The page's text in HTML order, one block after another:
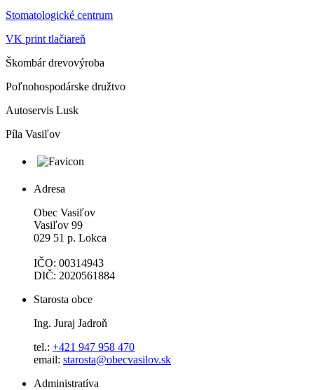
Stomatologické centrum
VK print tlačiareň
Škombár drevovýroba
Poľnohospodárske družtvo
Autoservis Lusk
Píla Vasiľov
Adresa
Obec Vasiľov
Vasiľov 99
029 51 p. Lokca
IČO: 00314943
DIČ: 2020561884
Starosta obce
Ing. Juraj Jadroň
tel.: +421 947 958 470
email: starosta@obecvasilov.sk
Administratíva